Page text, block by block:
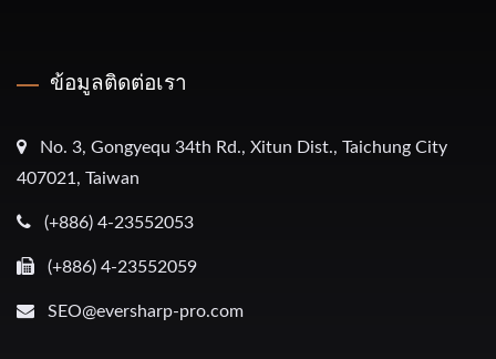
ข้อมูลติดต่อเรา
No. 3, Gongyequ 34th Rd., Xitun Dist., Taichung City
407021, Taiwan
(+886) 4-23552053
(+886) 4-23552059
SEO@eversharp-pro.com